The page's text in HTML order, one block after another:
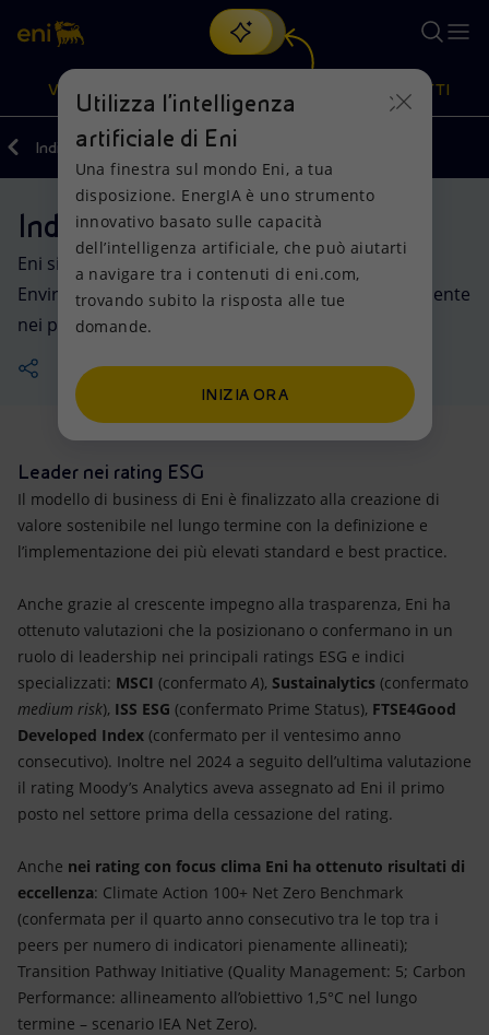
Cerca
Oppure scopri EnergIA, la nostra nuova soluzione di intelligenza
artificiale.
VISIONE
Visione
Mission e valori
Persone e Partnership
Net Zero
Modello satellitare
Energia accessibile
Innovazione
Scenari energetici
Azioni
Diversificazione energetica
Tecnologie per la transizione
Collaborazioni per l'innovazione
Attività nel mondo
PRODOTTI
Prodotti
Casa
Imprese
Mobilità
Indietro Investitori
Indici e rating ESG
Eni si è classificata ai primi posti per le sue attività
Environmental, Social, Governance (ESG) ed è presente
nei principali indici ESG.
Leader nei rating ESG
Il modello di business di Eni è finalizzato alla creazione di
valore sostenibile nel lungo termine con la definizione e
l’implementazione dei più elevati standard e best practice.
Anche grazie al crescente impegno alla trasparenza, Eni ha
ottenuto valutazioni che la posizionano o confermano in un
ruolo di leadership nei principali ratings ESG e indici
specializzati: MSCI (confermatoA), Sustainalytics (confermato
medium risk), ISS ESG (confermato Prime Status), FTSE4Good
Developed Index (confermato per il ventesimo anno
consecutivo). Inoltre nel 2024 a seguito dell’ultima valutazione
il rating Moody’s Analytics aveva assegnato ad Eni il primo
posto nel settore prima della cessazione del rating.
Anche nei rating con focus clima Eni ha ottenuto risultati di
eccellenza: Climate Action 100+ Net Zero Benchmark
(confermata per il quarto anno consecutivo tra le top tra i
peers per numero di indicatori pienamente allineati);
Transition Pathway Initiative (Quality Management: 5; Carbon
Performance: allineamento all’obiettivo 1,5°C nel lungo
termine – scenario IEA Net Zero).
Utilizza l'intelligenza
artificiale di Eni
Una finestra sul mondo Eni, a tua
disposizione. EnergIA è uno strumento
innovativo basato sulle capacità
dell’intelligenza artificiale, che può aiutarti
a navigare tra i contenuti di eni.com,
trovando subito la risposta alle tue
domande.
INIZIA ORA